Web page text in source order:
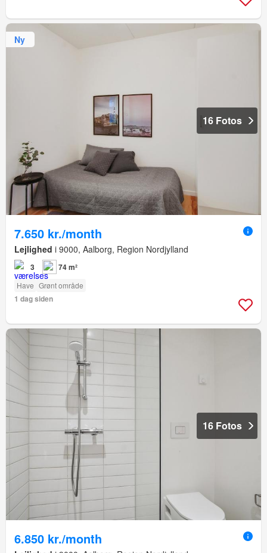
Ny
16 Fotos
7.650 kr./month
Lejlighed i 9000, Aalborg, Region Nordjylland
3 74 m²
Have Grønt område
1 dag siden
16 Fotos
6.850 kr./month